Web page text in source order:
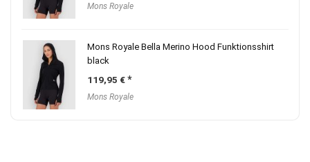
Mons Royale
Mons Royale Bella Merino Hood Funktionsshirt
black
119,95 €
Mons Royale